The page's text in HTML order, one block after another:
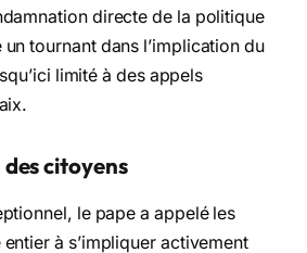
directe de la politique
tournant dans l’implication du
limité à des appels
des citoyens
le pape a appelé les
à s’impliquer activement